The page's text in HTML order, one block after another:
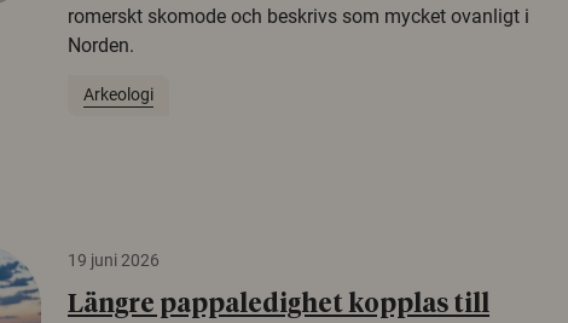
romerskt skomode och beskrivs som mycket ovanligt i
Norden.
Arkeologi
19 juni 2026
Längre pappaledighet kopplas till